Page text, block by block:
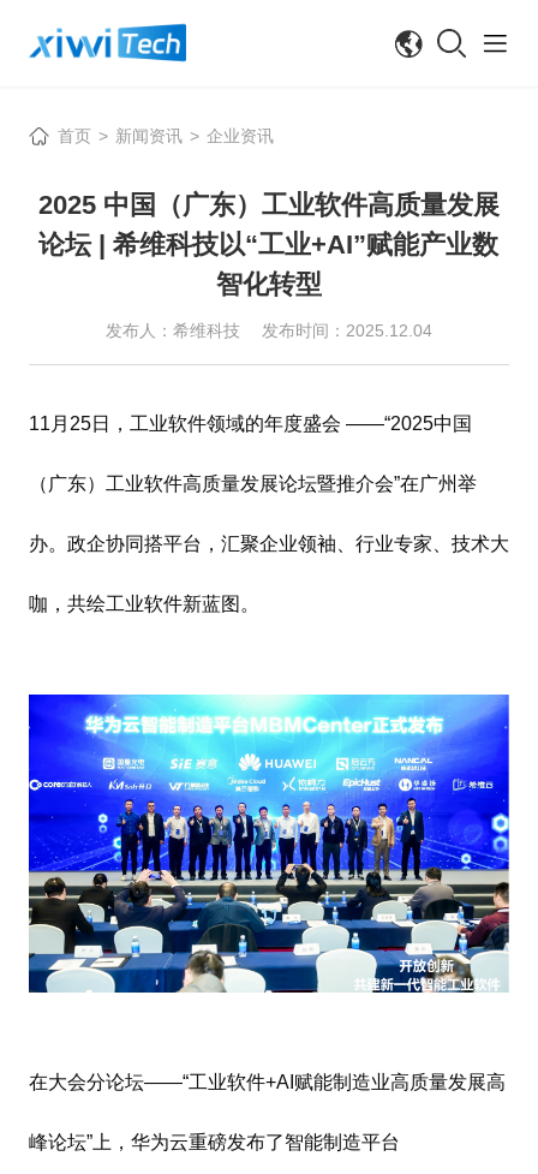
首页 > 新闻资讯 > 企业资讯
2025 中国（广东）工业软件高质量发展
论坛 | 希维科技以“工业+AI”赋能产业数
智化转型
发布人：希维科技 发布时间：2025.12.04
11月25日，工业软件领域的年度盛会 ——“2025中国
（广东）工业软件高质量发展论坛暨推介会”在广州举
办。政企协同搭平台，汇聚企业领袖、行业专家、技术大
咖，共绘工业软件新蓝图。
在大会分论坛——“工业软件+AI赋能制造业高质量发展高
峰论坛”上，华为云重磅发布了智能制造平台